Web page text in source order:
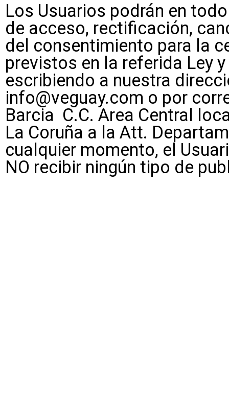
Los Usuarios podrán en
de acceso, rectificación,
del consentimiento para la
previstos en la referida Ley
escribiendo a nuestra
info@veguay.com o por
Barcia C.C. Area Central
La Coruña a la Att.
cualquier momento, el
NO recibir ningún tipo de